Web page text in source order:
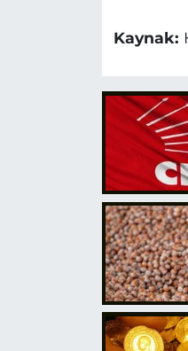
Kaynak: